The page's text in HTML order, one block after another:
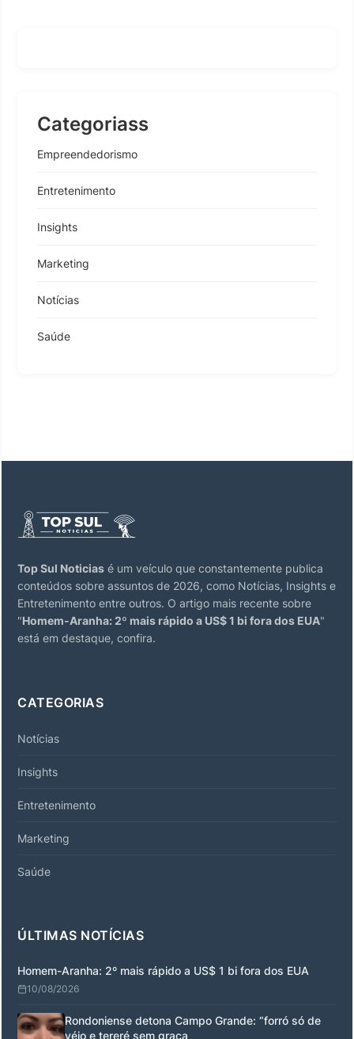
Categoriass
Empreendedorismo
Entretenimento
Insights
Marketing
Notícias
Saúde
Top Sul Noticias é um veículo que constantemente publica
conteúdos sobre assuntos de 2026, como Notícias, Insights e
Entretenimento entre outros. O artigo mais recente sobre
"Homem-Aranha: 2º mais rápido a US$ 1 bi fora dos EUA"
está em destaque, confira.
CATEGORIAS
Notícias
Insights
Entretenimento
Marketing
Saúde
ÚLTIMAS NOTÍCIAS
Homem-Aranha: 2º mais rápido a US$ 1 bi fora dos EUA
10/08/2026
Rondoniense detona Campo Grande: “forró só de
véio e tereré sem graça